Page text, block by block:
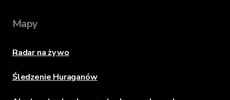
Mapy
Radar na żywo
Śledzenie Huraganów